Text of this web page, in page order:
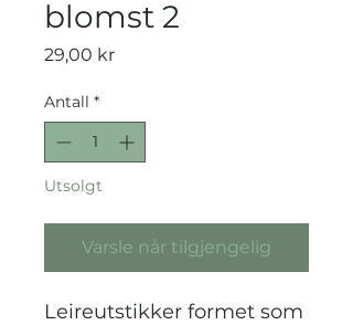
blomst 2
29,00 krPris
Antall *
Utsolgt
Varsle når tilgjengelig
Leireutstikker formet som